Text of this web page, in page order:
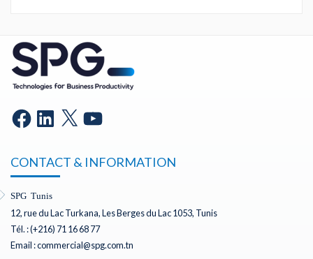
CONTACT & INFORMATION
SPG Tunis
12, rue du Lac Turkana, Les Berges du Lac 1053, Tunis
Tél. : (+216) 71 16 68 77
Email : commercial@spg.com.tn